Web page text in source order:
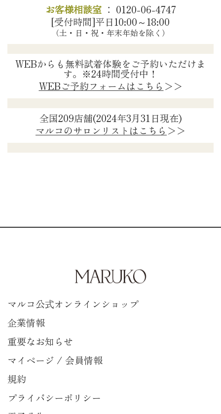
お客様相談室： 0120-06-4747
[受付時間]平日10:00～18:00
（土・日・祝・年末年始を除く）
WEBからも無料試着体験をご予約いただけま
す。※24時間受付中！
WEBご予約フォームはこちら ＞＞
全国209店舗(2024年3月31日現在)
マルコのサロンリストはこちら ＞＞
マルコ公式オンラインショップ
企業情報
重要なお知らせ
マイページ / 会員情報
規約
プライバシーポリシー